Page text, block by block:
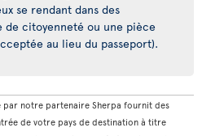
se rendant dans des
de citoyenneté ou une pièce
au lieu du passeport).
notre partenaire Sherpa fournit des
de votre pays de destination à titre